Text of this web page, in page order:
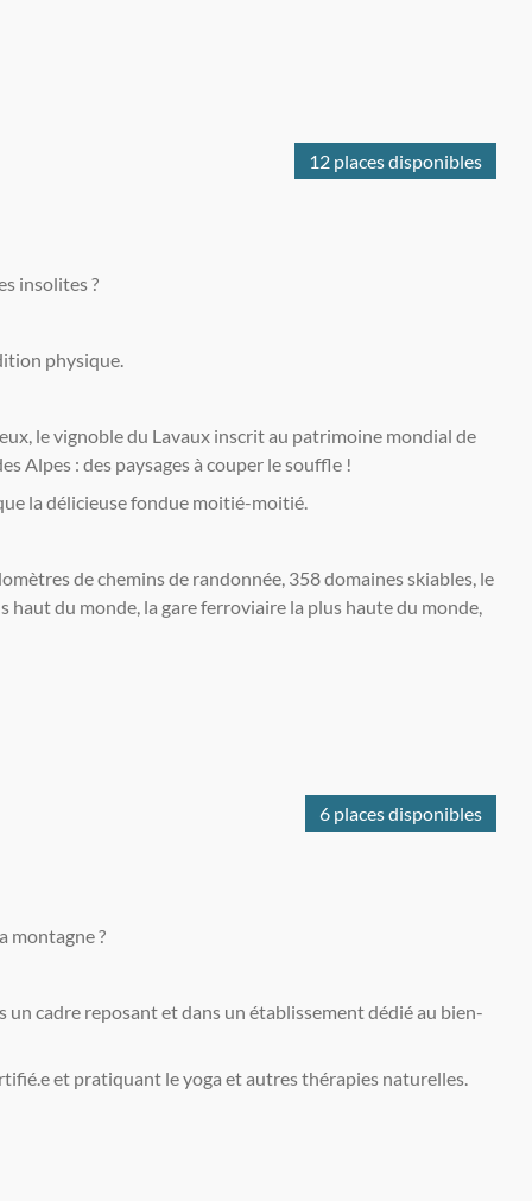
12 places disponibles
insolites ?
physique.
le vignoble du Lavaux inscrit au patrimoine mondial de
Alpes : des paysages à couper le souffle !
la délicieuse fondue moitié-moitié.
de chemins de randonnée, 358 domaines skiables, le
du monde, la gare ferroviaire la plus haute du monde,
6 places disponibles
montagne ?
cadre reposant et dans un établissement dédié au bien-
et pratiquant le yoga et autres thérapies naturelles.